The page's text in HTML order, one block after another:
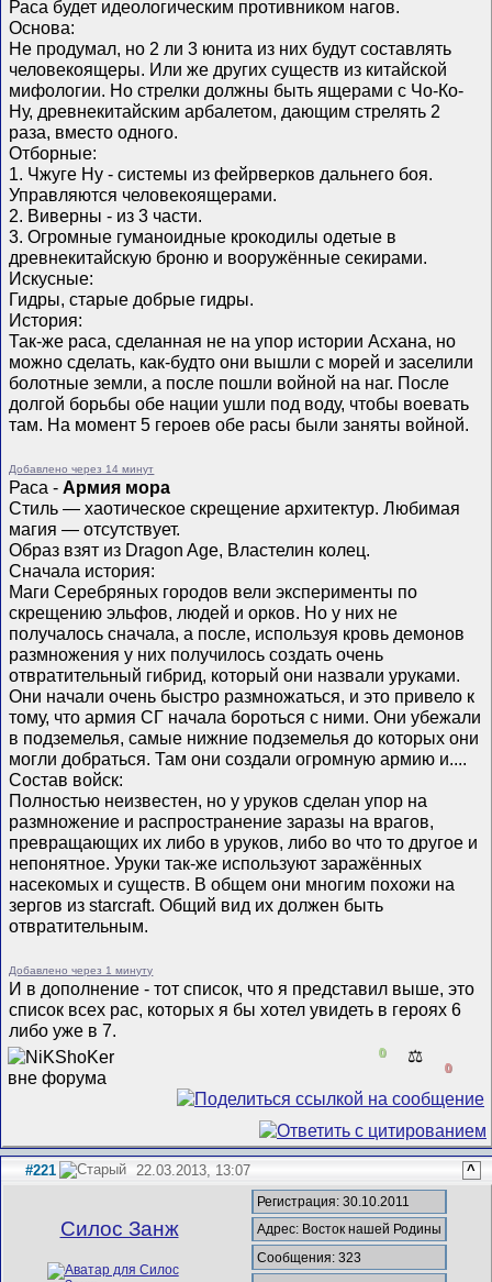
Раса будет идеологическим противником нагов.
Основа:
Не продумал, но 2 ли 3 юнита из них будут составлять
человекоящеры. Или же других существ из китайской
мифологии. Но стрелки должны быть ящерами с Чо-Ко-
Ну, древнекитайским арбалетом, дающим стрелять 2
раза, вместо одного.
Отборные:
1. Чжуге Ну - системы из фейрверков дальнего боя.
Управляются человекоящерами.
2. Виверны - из 3 части.
3. Огромные гуманоидные крокодилы одетые в
древнекитайскую броню и вооружённые секирами.
Искусные:
Гидры, старые добрые гидры.
История:
Так-же раса, сделанная не на упор истории Асхана, но
можно сделать, как-будто они вышли с морей и заселили
болотные земли, а после пошли войной на наг. После
долгой борьбы обе нации ушли под воду, чтобы воевать
там. На момент 5 героев обе расы были заняты войной.
Добавлено через 14 минут
Раса -Армия мора
Стиль — хаотическое скрещение архитектур. Любимая
магия — отсутствует.
Образ взят из Dragon Age, Властелин колец.
Сначала история:
Маги Серебряных городов вели эксперименты по
скрещению эльфов, людей и орков. Но у них не
получалось сначала, а после, используя кровь демонов
размножения у них получилось создать очень
отвратительный гибрид, который они назвали уруками.
Они начали очень быстро размножаться, и это привело к
тому, что армия СГ начала бороться с ними. Они убежали
в подземелья, самые нижние подземелья до которых они
могли добраться. Там они создали огромную армию и....
Состав войск:
Полностью неизвестен, но у уруков сделан упор на
размножение и распространение заразы на врагов,
превращающих их либо в уруков, либо во что то другое и
непонятное. Уруки так-же используют заражённых
насекомых и существ. В общем они многим похожи на
зергов из starcraft. Общий вид их должен быть
отвратительным.
Добавлено через 1 минуту
И в дополнение - тот список, что я представил выше, это
список всех рас, которых я бы хотел увидеть в героях 6
либо уже в 7.
0 ⚖️
0
#221 22.03.2013, 13:07 ^
Силос Занж
Регистрация: 30.10.2011
Адрес: Восток нашей Родины
Сообщения: 323